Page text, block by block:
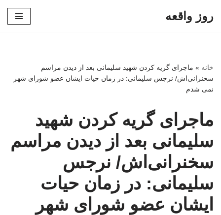
روز واقعه
خانه » ماجرای گریه کردن شهید سلیمانی بعد از دیدن مراسم
سخنرانی‌اش/ نرجس سلیمانی: در زمان حیات ایشان عضو شورای شهر
نمی شدم
ماجرای گریه کردن شهید
سلیمانی بعد از دیدن مراسم
سخنرانی‌اش/ نرجس
سلیمانی: در زمان حیات
ایشان عضو شورای شهر